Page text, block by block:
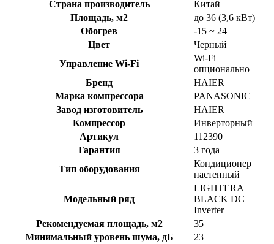
Страна производитель
Китай
Площадь, м2
до 36 (3,6 кВт)
Обогрев
-15 ~ 24
Цвет
Черный
Управление Wi-Fi
Wi-Fi
опционально
Бренд
HAIER
Марка компрессора
PANASONIC
Завод изготовитель
HAIER
Компрессор
Инверторный
Артикул
112390
Гарантия
3 года
Тип оборудования
Кондиционер
настенный
Модельный ряд
LIGHTERA
BLACK DC
Inverter
Рекомендуемая площадь, м2
35
Минимальный уровень шума, дБ
23